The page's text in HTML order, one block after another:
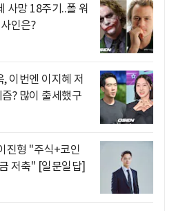
사망 18주기..폴 워
인은?
이번엔 이지혜 저
? 많이 출세했구
진형 "주식+코인
저축" [일문일답]